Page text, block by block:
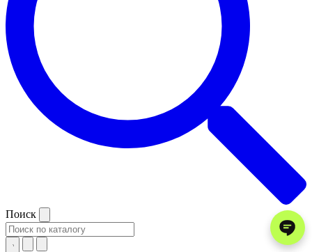
Поиск